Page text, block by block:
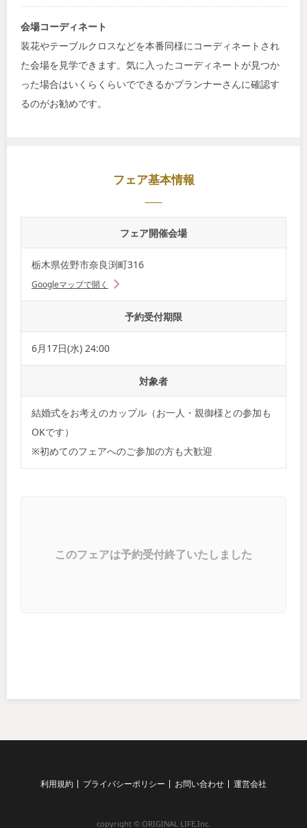
会場コーディネート
装花やテーブルクロスなどを本番同様にコーディネートされ
た会場を見学できます。気に入ったコーディネートが見つか
った場合はいくらくらいでできるかプランナーさんに確認す
るのがお勧めです。
フェア基本情報
フェア開催会場
栃木県佐野市奈良渕町316
Googleマップで開く
予約受付期限
6月17日(水) 24:00
対象者
結婚式をお考えのカップル（お一人・親御様との参加も
OKです）
※初めてのフェアへのご参加の方も大歓迎
このフェアは予約受付終了いたしました
利用規約 プライバシーポリシー お問い合わせ 運営会社
copyright © ORIGINAL LIFE,Inc.